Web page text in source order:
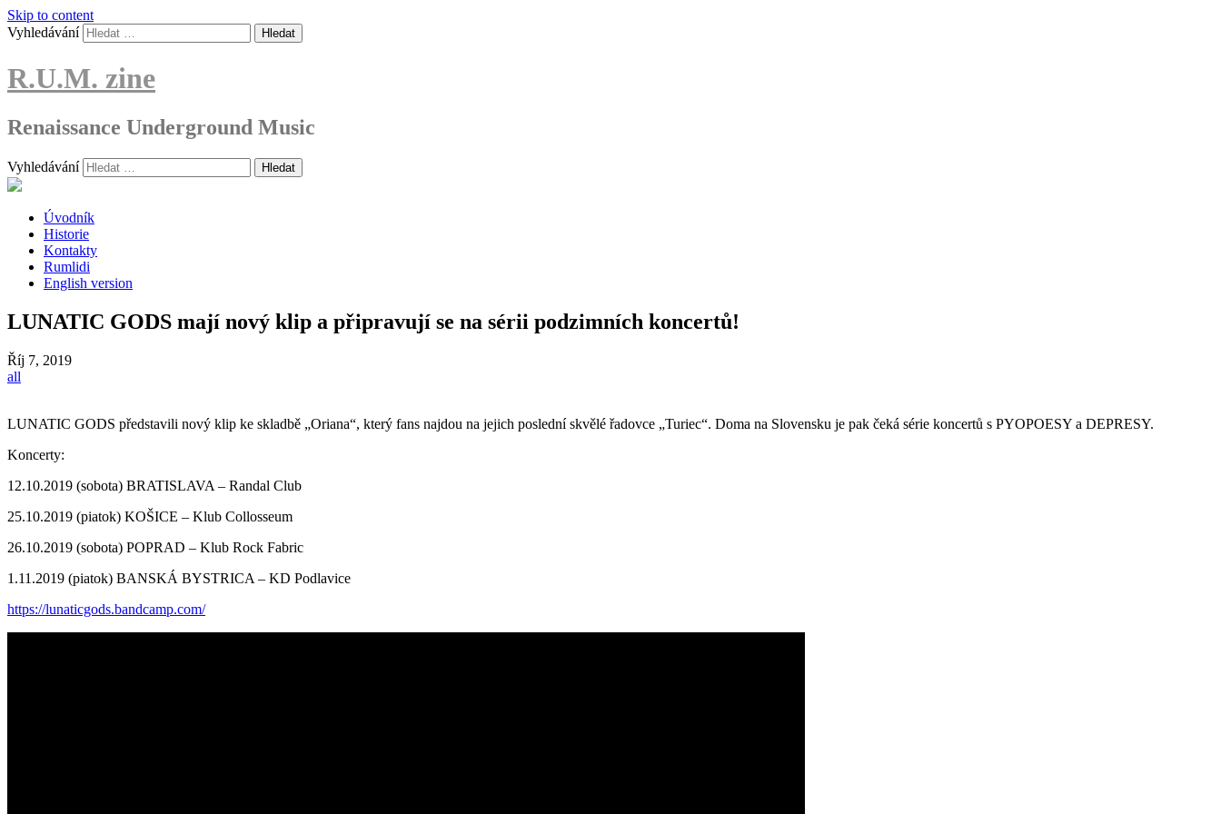
Skip to content
Vyhledávání
R.U.M. zine
Renaissance Underground Music
Vyhledávání
Úvodník
Historie
Kontakty
Rumlidi
English version
LUNATIC GODS mají nový klip a připravují se na sérii podzimních koncertů!
Říj 7, 2019
all
LUNATIC GODS představili nový klip ke skladbě „Oriana“, který fans najdou na jejich poslední skvělé řadovce „Turiec“. Doma na Slovensku je pak čeká série koncertů s PYOPOESY a DEPRESY.
Koncerty:
12.10.2019 (sobota) BRATISLAVA – Randal Club
25.10.2019 (piatok) KOŠICE – Klub Collosseum
26.10.2019 (sobota) POPRAD – Klub Rock Fabric
1.11.2019 (piatok) BANSKÁ BYSTRICA – KD Podlavice
https://lunaticgods.bandcamp.com/